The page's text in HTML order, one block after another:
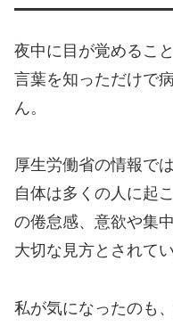
夜中に目が覚めるこ
言葉を知っただけで
ん。
厚生労働省の情報で
自体は多くの人に起
の倦怠感、意欲や集
大切な見方とされてい
私が気になったのも